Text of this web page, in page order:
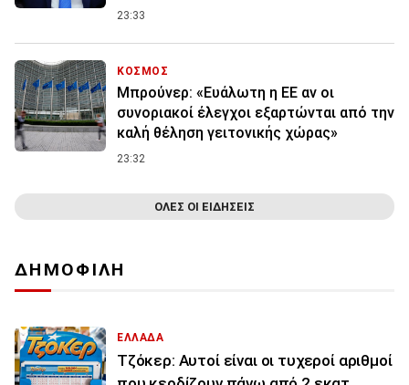
23:33
ΚΟΣΜΟΣ
Μπρούνερ: «Ευάλωτη η ΕΕ αν οι
συνοριακοί έλεγχοι εξαρτώνται από την
καλή θέληση γειτονικής χώρας»
23:32
ΟΛΕΣ ΟΙ ΕΙΔΗΣΕΙΣ
ΔΗΜΟΦΙΛΗ
ΕΛΛΑΔΑ
Τζόκερ: Αυτοί είναι οι τυχεροί αριθμοί